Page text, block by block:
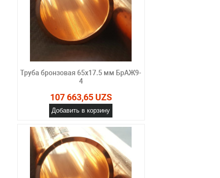
Труба бронзовая 65х17.5 мм БрАЖ9-
4
107 663,65 UZS
Добавить в корзину